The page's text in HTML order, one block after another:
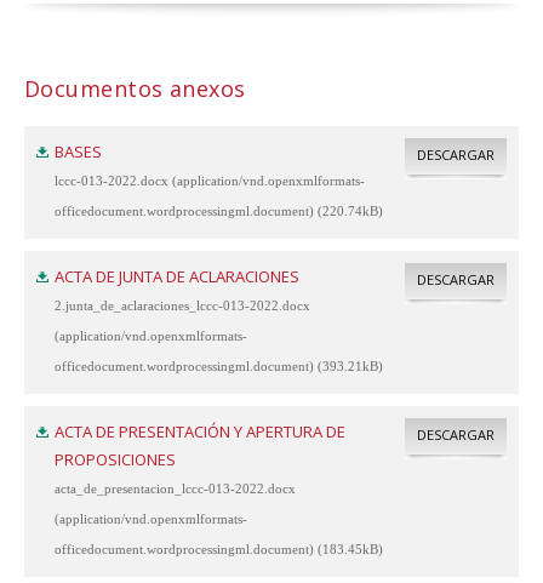
Documentos anexos
BASES
lccc-013-2022.docx (application/vnd.openxmlformats-
officedocument.wordprocessingml.document) (220.74kB)
DESCARGAR
ACTA DE JUNTA DE ACLARACIONES
2.junta_de_aclaraciones_lccc-013-2022.docx
(application/vnd.openxmlformats-
officedocument.wordprocessingml.document) (393.21kB)
DESCARGAR
ACTA DE PRESENTACIÓN Y APERTURA DE
PROPOSICIONES
acta_de_presentacion_lccc-013-2022.docx
(application/vnd.openxmlformats-
officedocument.wordprocessingml.document) (183.45kB)
DESCARGAR